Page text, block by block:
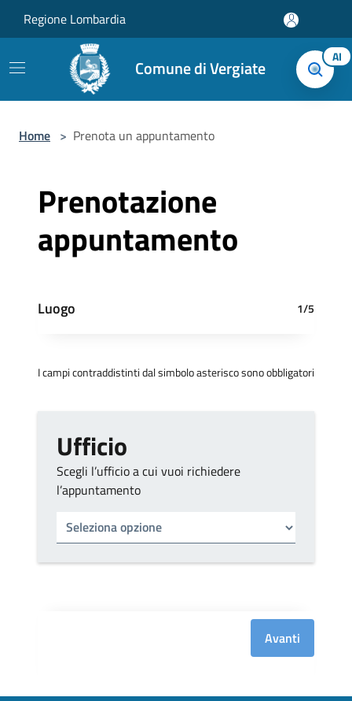
Regione Lombardia
Comune di Vergiate AI
Home > Prenota un appuntamento
Prenotazione
appuntamento
Luogo 1/5
I campi contraddistinti dal simbolo asterisco sono obbligatori
Ufficio
Scegli l’ufficio a cui vuoi richiedere
l’appuntamento
Tipo di ufficio
Avanti